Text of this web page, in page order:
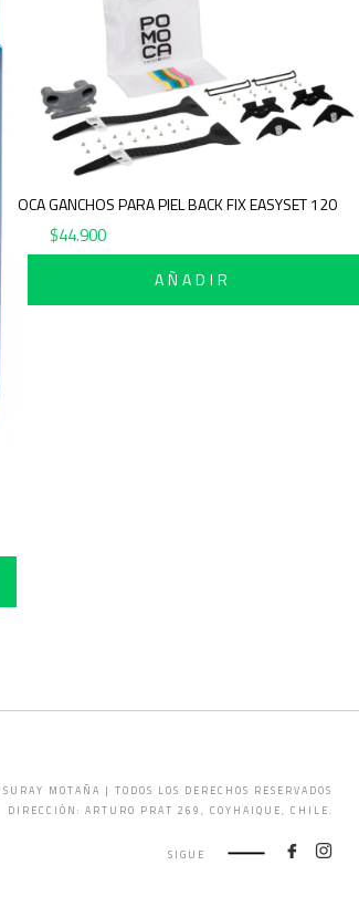
POMOCA GANCHOS PARA PIEL BACK FIX EASYSET 120
$44.900
AÑADIR
SURAY MOTAÑA | TODOS LOS DERECHOS RESERVADOS
DIRECCIÓN: ARTURO PRAT 269, COYHAIQUE, CHILE.
SIGUE